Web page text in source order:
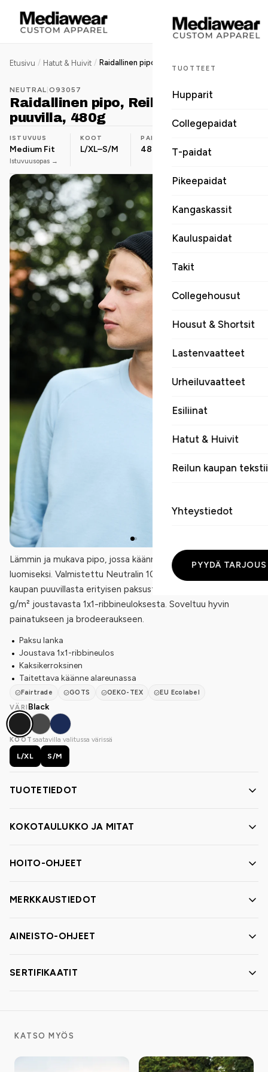
TUOTTEET
Hupparit
Collegepaidat
T-paidat
Pikeepaidat
Kangaskassit
Kauluspaidat
Takit
Collegehousut
Housut & Shortsit
Lastenvaatteet
Urheiluvaatteet
Esiliinat
Hatut & Huivit
Reilun kaupan
Yhteystiedot
PYYDÄ TARJOUS
Etusivu / Hatut & Huivit /
NEUTRAL O93057
Raidallinen pipo, Reilun kaupan
puuvilla, 480g
ISTUVUUS
Medium Fit
Istuvuusopas →
KOOT
L/XL–S/M
PAINO
480 g Luomupuuvilla
Lämmin ja mukava pipo, jossa käänne muunneltavan ilmeen
luomiseksi. Valmistettu Neutralin 100 % luomu- ja Reilun
kaupan puuvillasta erityisen paksusta ja kestävästä 480
g/m² joustavasta 1x1-ribbineuloksesta. Soveltuu hyvin
painatukseen ja brodeeraukseen.
Paksu lanka
Joustava 1x1-ribbineulos
Kaksikerroksinen
Taitettava käänne alareunassa
Fairtrade GOTS OEKO-TEX
EU Ecolabel
VÄRI Black
KOOT saatavilla valitussa värissä
L/XL
S/M
TUOTETIEDOT
KOKOTAULUKKO JA MITAT
HOITO-OHJEET
MERKKAUSTIEDOT
AINEISTO-OHJEET
SERTIFIKAATIT
KATSO MYÖS